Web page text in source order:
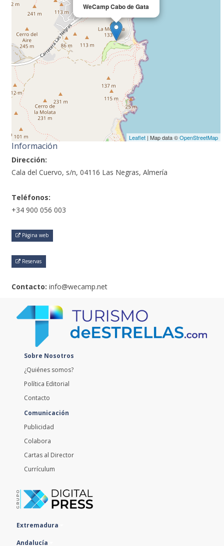
WeCamp Cabo de Gata
Leaflet| Map data ©OpenStreetMap
Información
Dirección:
Cala del Cuervo, s/n, 04116 Las Negras, Almería
Teléfonos:
+34 900 056 003
Página web
Reservas
Contacto: info@wecamp.net
Sobre Nosotros
¿Quiénes somos?
Política Editorial
Contacto
Comunicación
Publicidad
Colabora
Cartas al Director
Currículum
Extremadura
Andalucía